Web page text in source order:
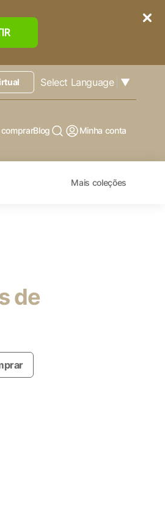
Select Language ▼
Blog Minha conta
Mais coleções
de